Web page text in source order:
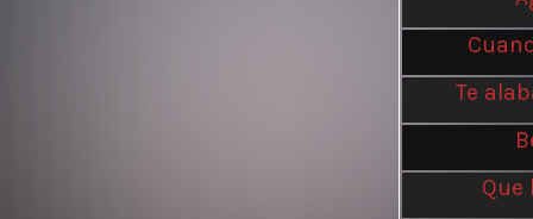
Te
Que